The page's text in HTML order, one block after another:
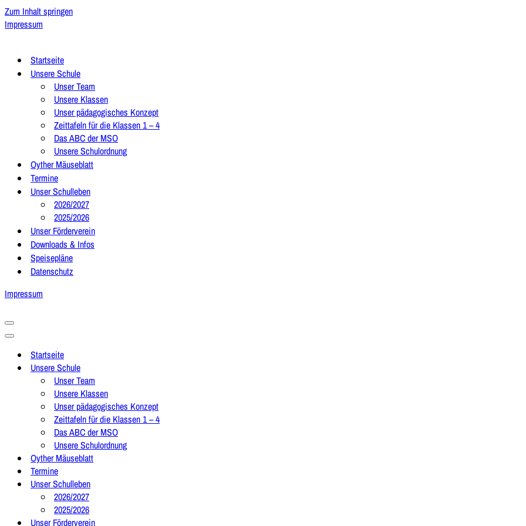
Zum Inhalt springen
Impressum
Startseite
Unsere Schule
Unser Team
Unsere Klassen
Unser pädagogisches Konzept
Zeittafeln für die Klassen 1 – 4
Das ABC der MSO
Unsere Schulordnung
Oyther Mäuseblatt
Termine
Unser Schulleben
2026/2027
2025/2026
Unser Förderverein
Downloads & Infos
Speisepläne
Datenschutz
Impressum
Navigationsmenü
Navigationsmenü
Startseite
Unsere Schule
Unser Team
Unsere Klassen
Unser pädagogisches Konzept
Zeittafeln für die Klassen 1 – 4
Das ABC der MSO
Unsere Schulordnung
Oyther Mäuseblatt
Termine
Unser Schulleben
2026/2027
2025/2026
Unser Förderverein